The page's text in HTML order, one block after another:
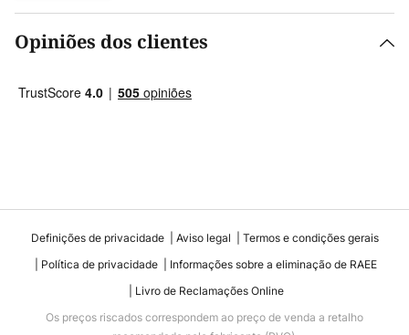
Opiniões dos clientes
Definições de privacidade Aviso legal
Termos e condições gerais
Política de privacidade
Informações sobre a eliminação de RAEE
Livro de Reclamações Online
Os preços riscados correspondem ao preço de venda a retalho